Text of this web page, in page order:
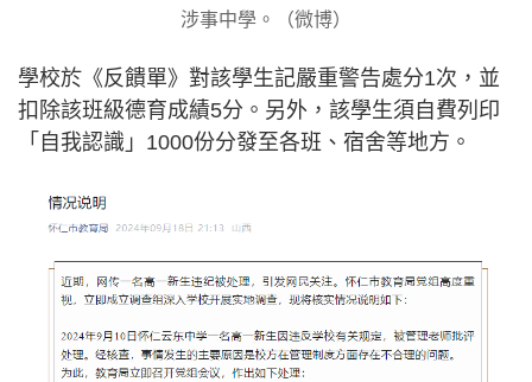
涉事中學。（微博）
學校於《反饋單》對該學生記嚴重警告處分1次，並
扣除該班級德育成績5分。另外，該學生須自費列印
「自我認識」1000份分發至各班、宿舍等地方。